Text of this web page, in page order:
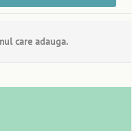
care adauga.